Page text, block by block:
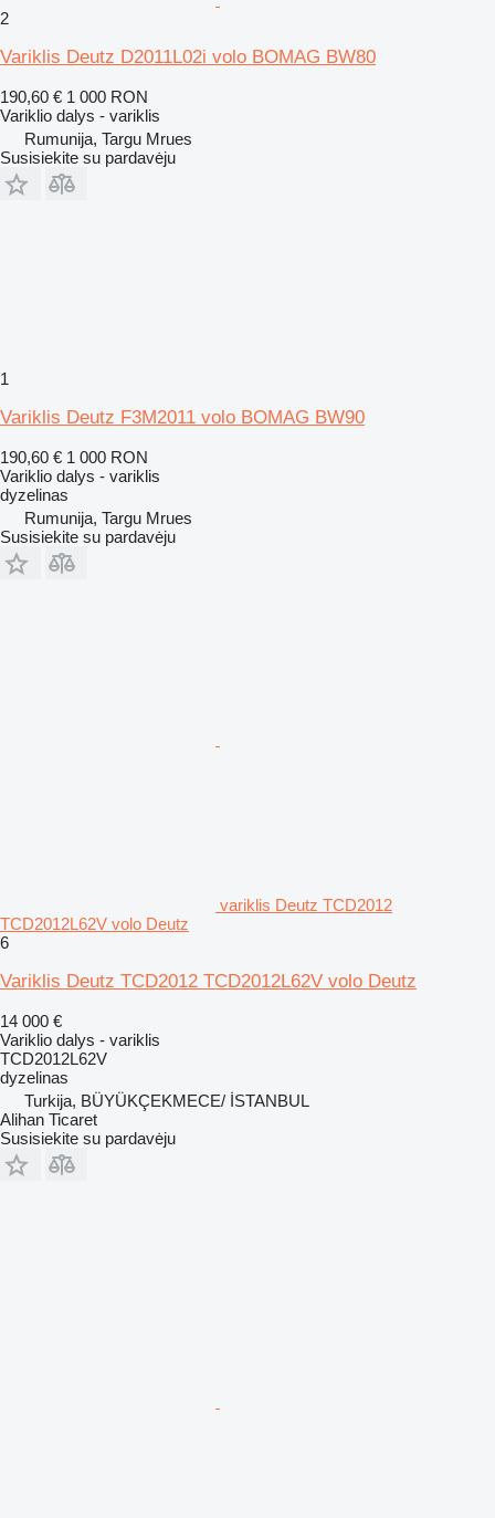
2
Variklis Deutz D2011L02i volo BOMAG BW80
190,60 € 1 000 RON
Variklio dalys - variklis
Rumunija, Targu Mrues
Susisiekite su pardavėju
1
Variklis Deutz F3M2011 volo BOMAG BW90
190,60 € 1 000 RON
Variklio dalys - variklis
dyzelinas
Rumunija, Targu Mrues
Susisiekite su pardavėju
variklis Deutz TCD2012
TCD2012L62V volo Deutz
6
Variklis Deutz TCD2012 TCD2012L62V volo Deutz
14 000 €
Variklio dalys - variklis
TCD2012L62V
dyzelinas
Turkija, BÜYÜKÇEKMECE/ İSTANBUL
Alihan Ticaret
Susisiekite su pardavėju